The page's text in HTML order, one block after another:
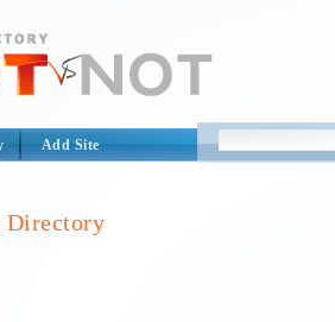
Add Site
Directory